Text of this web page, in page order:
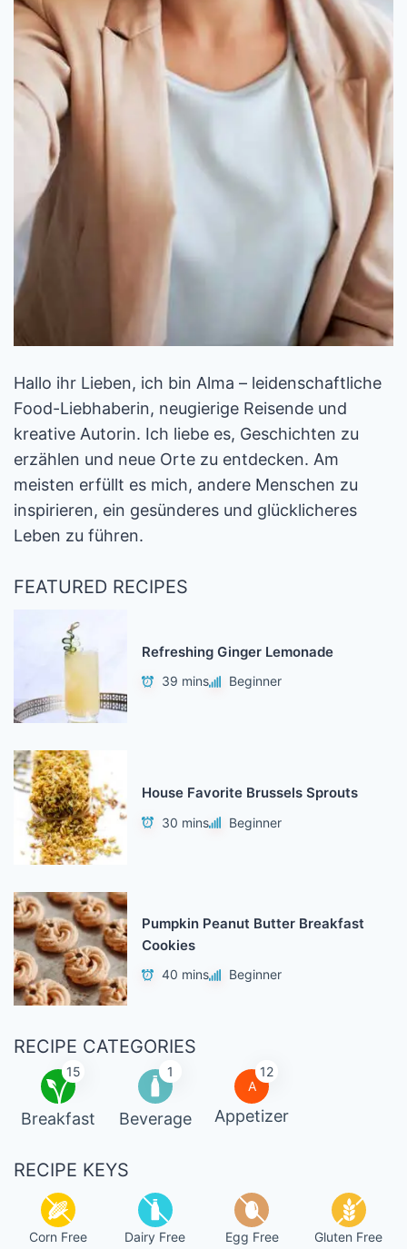
Hallo ihr Lieben, ich bin Alma – leidenschaftliche
Food-Liebhaberin, neugierige Reisende und
kreative Autorin. Ich liebe es, Geschichten zu
erzählen und neue Orte zu entdecken. Am
meisten erfüllt es mich, andere Menschen zu
inspirieren, ein gesünderes und glücklicheres
Leben zu führen.
FEATURED RECIPES
Refreshing Ginger Lemonade
39 mins Beginner
House Favorite Brussels Sprouts
30 mins Beginner
Pumpkin Peanut Butter Breakfast
Cookies
40 mins Beginner
RECIPE CATEGORIES
15
Breakfast
1
Beverage
A
12
Appetizer
RECIPE KEYS
Corn Free Dairy Free Egg Free Gluten Free